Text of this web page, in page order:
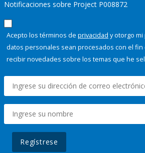
Notificaciones sobre Project P008872
Acepto los términos de privacidad y otorgo
datos personales sean procesados con el fin
recibir novedades sobre los temas que he
Regístrese